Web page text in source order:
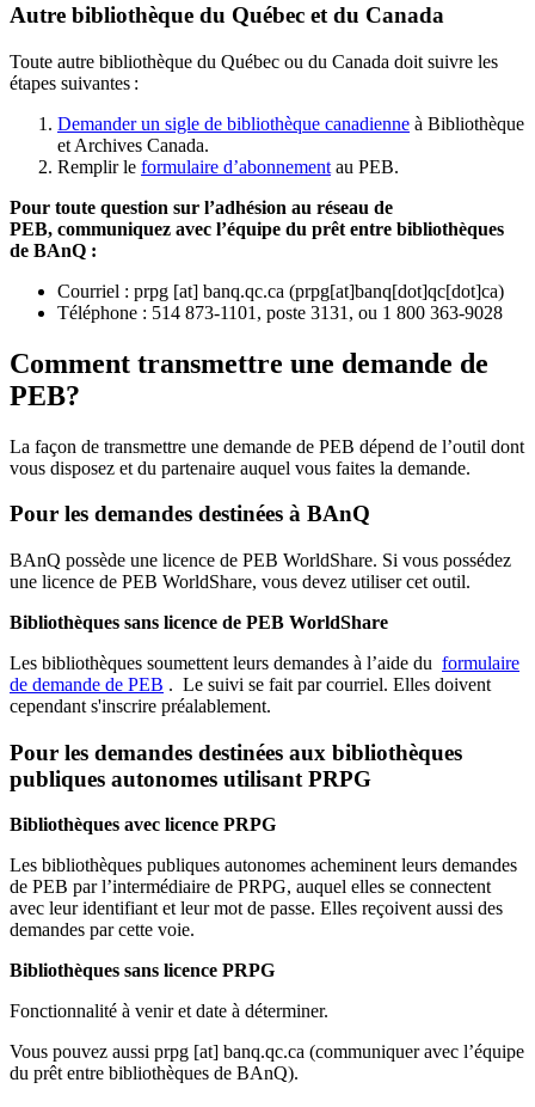
Autre bibliothèque du Québec et du Canada
Toute autre bibliothèque du Québec ou du Canada doit suivre les
étapes suivantes :
Demander un sigle de bibliothèque canadienne à Bibliothèque
et Archives Canada.
Remplir le formulaire d’abonnement au PEB.
Pour toute question sur l’adhésion au réseau de
PEB, communiquez avec l’équipe du prêt entre bibliothèques
de BAnQ :
Courriel : prpg [at] banq.qc.ca (prpg[at]banq[dot]qc[dot]ca)
Téléphone : 514 873-1101, poste 3131, ou 1 800 363-9028
Comment transmettre une demande de
PEB?
La façon de transmettre une demande de PEB dépend de l’outil dont
vous disposez et du partenaire auquel vous faites la demande.
Pour les demandes destinées à BAnQ
BAnQ possède une licence de PEB WorldShare. Si vous possédez
une licence de PEB WorldShare, vous devez utiliser cet outil.
Bibliothèques sans licence de PEB WorldShare
Les bibliothèques soumettent leurs demandes à l’aide du formulaire
de demande de PEB . Le suivi se fait par courriel. Elles doivent
cependant s'inscrire préalablement.
Pour les demandes destinées aux bibliothèques
publiques autonomes utilisant PRPG
Bibliothèques avec licence PRPG
Les bibliothèques publiques autonomes acheminent leurs demandes
de PEB par l’intermédiaire de PRPG, auquel elles se connectent
avec leur identifiant et leur mot de passe. Elles reçoivent aussi des
demandes par cette voie.
Bibliothèques sans licence PRPG
Fonctionnalité à venir et date à déterminer.
Vous pouvez aussi prpg [at] banq.qc.ca (communiquer avec l’équipe
du prêt entre bibliothèques de BAnQ).